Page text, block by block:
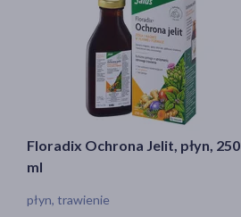
Floradix Ochrona Jelit, płyn, 250
ml
płyn, trawienie